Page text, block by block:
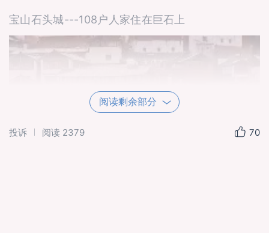
宝山石头城---108户人家住在巨石上
阅读剩余部分
投诉 阅读 2379 70